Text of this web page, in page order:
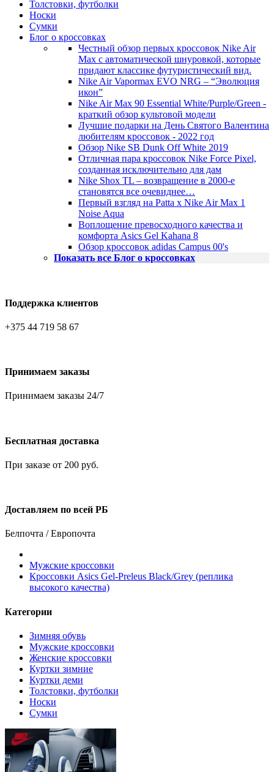
Толстовки, футболки
Носки
Сумки
Блог о кроссовках
Честный обзор первых кроссовок Nike Air
Max с автоматической шнуровкой, которые
придают классике футуристический вид.
Nike Air Vapormax EVO NRG – “Эволюция
икон”
Nike Air Max 90 Essential White/Purple/Green -
краткий обзор культовой модели
Лучшие подарки на День Святого Валентина
любителям кроссовок - 2022 год
Обзор Nike SB Dunk Off White 2019
Отличная пара кроссовок Nike Force Pixel,
созданная исключительно для дам
Nike Shox TL – возвращение в 2000-е
становятся все очевиднее…
Первый взгляд на Patta x Nike Air Max 1
Noise Aqua
Воплощение превосходного качества и
комфорта Asics Gel Kahana 8
Обзор кроссовок adidas Campus 00's
Показать все Блог о кроссовках
Поддержка клиентов
+375 44 719 58 67
Принимаем заказы
Принимаем заказы 24/7
Бесплатная доставка
При заказе от 200 руб.
Доставляем по всей РБ
Белпочта / Европочта
Мужские кроссовки
Кроссовки Asics Gel-Preleus Black/Grey (реплика
высокого качества)
Категории
Зимняя обувь
Мужские кроссовки
Женские кроссовки
Куртки зимние
Куртки деми
Толстовки, футболки
Носки
Сумки